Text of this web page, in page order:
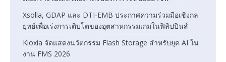
Xsolla, GDAP และ DTI-EMB ประกาศความร่วมมือเชิงกล
ยุทธ์เพื่อเร่งการเติบโตของอุตสาหกรรมเกมในฟิลิปปินส์
Kioxia จัดแสดงนวัตกรรม Flash Storage สำหรับยุค AI ใน
งาน FMS 2026